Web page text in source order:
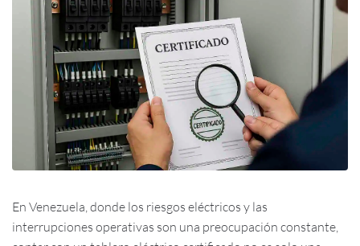
En Venezuela, donde los riesgos eléctricos y las
interrupciones operativas son una preocupación constante,